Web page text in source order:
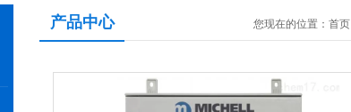
产品中心 您现在的位置： 首页